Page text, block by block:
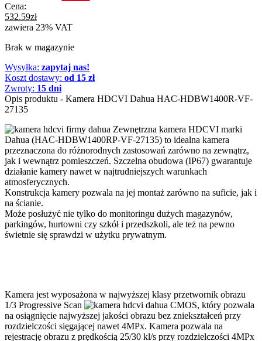
Cena:
532.59zł
zawiera 23% VAT
Brak w magazynie
Wysyłka: zapytaj nas!
Koszt dostawy: od 15 zł
Zwroty: 15 dni
Opis produktu - Kamera HDCVI Dahua HAC-HDBW1400R-VF-
27135
Zewnętrzna kamera HDCVI marki
Dahua (HAC-HDBW1400RP-VF-27135) to idealna kamera
przeznaczona do różnorodnych zastosowań zarówno na zewnątrz,
jak i wewnątrz pomieszczeń. Szczelna obudowa (IP67) gwarantuje
działanie kamery nawet w najtrudniejszych warunkach
atmosferycznych.
Konstrukcja kamery pozwala na jej montaż zarówno na suficie, jak i
na ścianie.
Może posłużyć nie tylko do monitoringu dużych magazynów,
parkingów, hurtowni czy szkół i przedszkoli, ale też na pewno
świetnie się sprawdzi w użytku prywatnym.
Kamera jest wyposażona w najwyższej klasy przetwornik obrazu
1/3 Progressive Scan
CMOS, który pozwala
na osiągnięcie najwyższej jakości obrazu bez zniekształceń przy
rozdzielczości sięgającej nawet 4MPx. Kamera pozwala na
rejestrację obrazu z prędkością 25/30 kl/s przy rozdzielczości 4MPx